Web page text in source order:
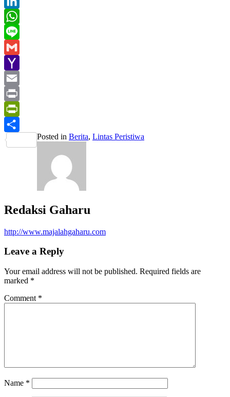
LinkedIn
WhatsApp
Line
Gmail
Yahoo
Mail
Email
Print
PrintFriendly
Share
Posted in Berita, Lintas Peristiwa
Redaksi Gaharu
http://www.majalahgaharu.com
Leave a Reply
Your email address will not be published. Required fields are
marked *
Comment *
Name *